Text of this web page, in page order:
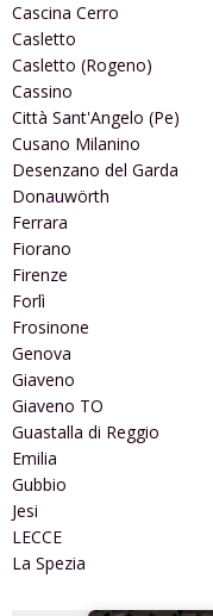
Cascina Cerro
Casletto
Casletto (Rogeno)
Cassino
Città Sant'Angelo (Pe)
Cusano Milanino
Desenzano del Garda
Donauwörth
Ferrara
Fiorano
Firenze
Forlì
Frosinone
Genova
Giaveno
Giaveno TO
Guastalla di Reggio
Emilia
Gubbio
Jesi
LECCE
La Spezia